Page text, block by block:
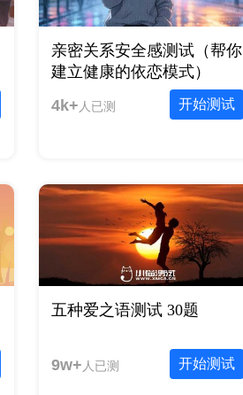
亲密关系安全感测试（帮你
建立健康的依恋模式）
开始测试
4k+ 人已测
五种爱之语测试 30题
开始测试
9w+ 人已测